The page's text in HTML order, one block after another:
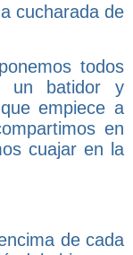
cucharada de
todos
un batidor y
empiece a
en
cuajar en la
de cada